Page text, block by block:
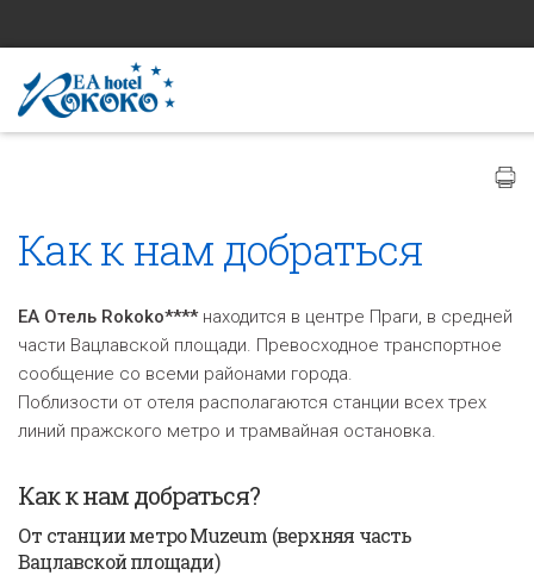
Как к нам добраться
EA Отель Rokoko****находится в центре Праги, в средней
части Вацлавской площади. Превосходное транспортное
сообщение со всеми районами города.
Поблизости от отеля располагаются станции всех трех
линий пражского метро и трамвайная остановка.
Как к нам добраться?
От станции метро Muzeum (верхняя часть
Вацлавской площади)